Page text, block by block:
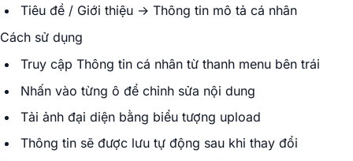
Tiêu đề / Giới thiệu → Thông tin mô tả cá nhân
Cách sử dụng
Truy cập Thông tin cá nhân từ thanh menu bên trái
Nhấn vào từng ô để chỉnh sửa nội dung
Tải ảnh đại diện bằng biểu tượng upload
Thông tin sẽ được lưu tự động sau khi thay đổi